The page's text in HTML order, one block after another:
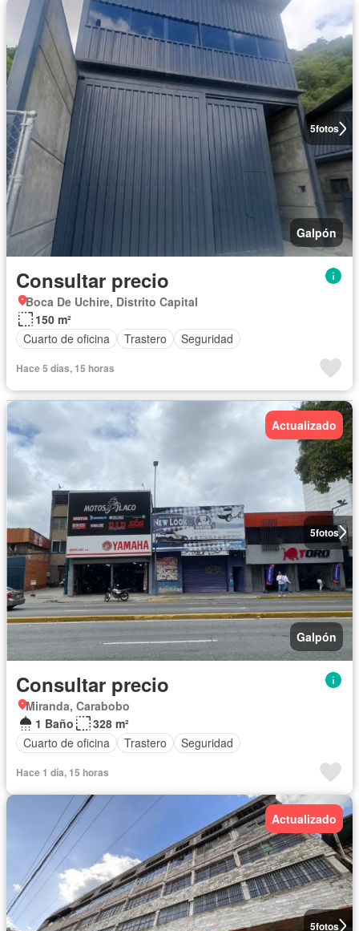
5fotos
Galpón
Consultar precio
Boca De Uchire, Distrito Capital
150 m²
Cuarto de oficina
Trastero Seguridad
Hace 5 días, 15 horas
5fotos
Actualizado
Galpón
Consultar precio
Miranda, Carabobo
1 Baño
328 m²
Cuarto de oficina
Trastero Seguridad
Hace 1 día, 15 horas
5fotos
Actualizado